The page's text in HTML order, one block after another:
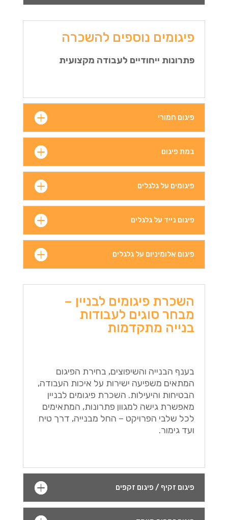
פיגומים נוספים להשכרה
פתרונות ייחודיים לעבודה מקצועית
פיגום חמורי
במת פיגום
פיגומים על גלגלים
פיגום נייד על גלגלים
פיגום אלומיניום על גלגלים
השכרת פיגומים לבניין –
מבחר סוגים לעבודות
בנייה מתקדמות
בענף הבנייה והשיפוצים, בחירת הפיגום
המתאים משפיעה ישירות על איכות העבודה,
הבטיחות והיעילות. השכרת פיגומים לבניין
מאפשרת גישה למגוון פתרונות, המתאימים
לכל שלבי הפרויקט – החל מבנייה, דרך טיח
ועד גימור.
פיגום זקיף / פיגום זקפים